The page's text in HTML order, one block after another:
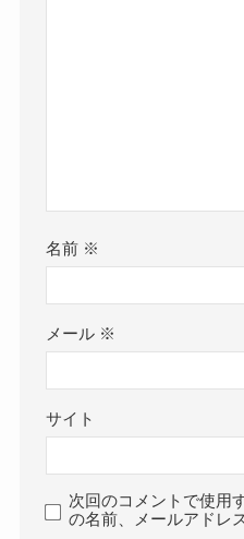
名前 ※
メール ※
サイト
次回のコメントで使用
の名前、メールアドレ